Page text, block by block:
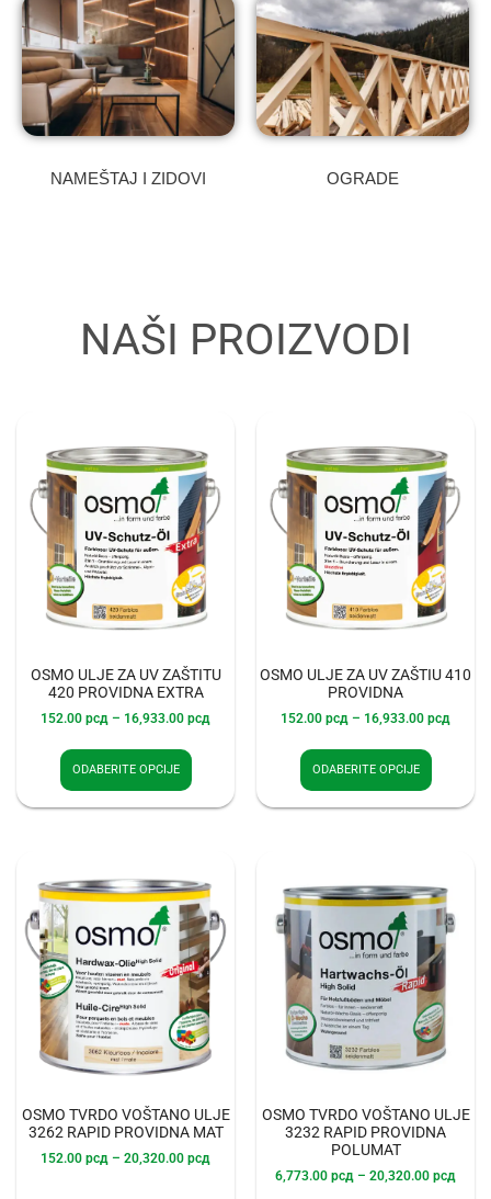
NAMEŠTAJ I ZIDOVI OGRADE
NAŠI PROIZVODI​
OSMO ULJE ZA UV ZAŠTITU
420 PROVIDNA EXTRA
152.00 рсд – 16,933.00 рсд
ODABERITE OPCIJE
OSMO ULJE ZA UV ZAŠTIU 410
PROVIDNA
152.00 рсд – 16,933.00 рсд
ODABERITE OPCIJE
OSMO TVRDO VOŠTANO ULJE
3262 RAPID PROVIDNA MAT
152.00 рсд – 20,320.00 рсд
OSMO TVRDO VOŠTANO ULJE
3232 RAPID PROVIDNA
POLUMAT
6,773.00 рсд – 20,320.00 рсд